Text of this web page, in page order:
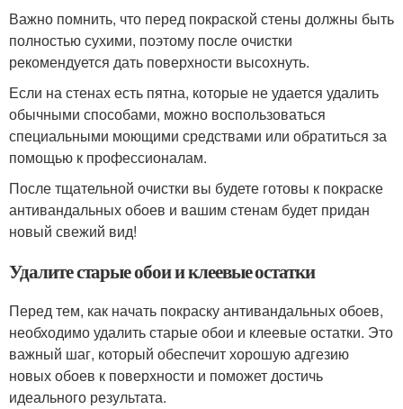
Важно помнить, что перед покраской стены должны быть
полностью сухими, поэтому после очистки
рекомендуется дать поверхности высохнуть.
Если на стенах есть пятна, которые не удается удалить
обычными способами, можно воспользоваться
специальными моющими средствами или обратиться за
помощью к профессионалам.
После тщательной очистки вы будете готовы к покраске
антивандальных обоев и вашим стенам будет придан
новый свежий вид!
Удалите старые обои и клеевые остатки
Перед тем, как начать покраску антивандальных обоев,
необходимо удалить старые обои и клеевые остатки. Это
важный шаг, который обеспечит хорошую адгезию
новых обоев к поверхности и поможет достичь
идеального результата.